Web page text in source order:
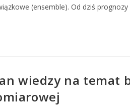
(ensemble). Od dziś
wiedzy na temat